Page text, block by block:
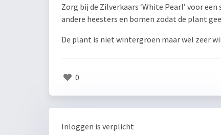
Zorg bij de Zilverkaars ‘White Pearl’ voor
andere heesters en bomen zodat de plant
De plant is niet wintergroen maar wel zeer
0
Inloggen is verplicht